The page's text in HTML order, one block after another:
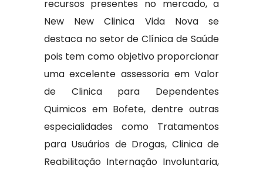
recursos presentes no mercado, a
New New Clinica Vida Nova se
destaca no setor de Clínica de Saúde
pois tem como objetivo proporcionar
uma excelente assessoria em Valor
de Clinica para Dependentes
Quimicos em Bofete, dentre outras
especialidades como Tratamentos
para Usuários de Drogas, Clinica de
Reabilitação Internação Involuntaria,